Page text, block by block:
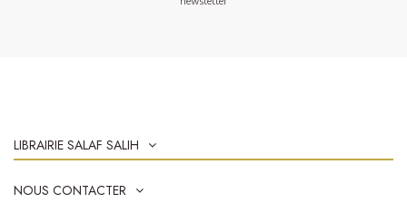
LIBRAIRIE SALAF SALIH
NOUS CONTACTER